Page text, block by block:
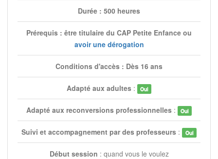
Durée : 500 heures
Prérequis : être titulaire du CAP Petite Enfance ou
avoir une dérogation
Conditions d'accès : Dès 16 ans
Adapté aux adultes: Oui
Adapté aux reconversions professionnelles: Oui
Suivi et accompagnement par des professeurs : Oui
Début session : quand vous le voulez